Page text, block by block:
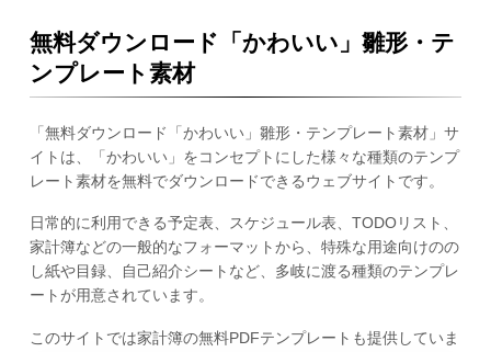
無料ダウンロード「かわいい」雛形・テ
ンプレート素材
「無料ダウンロード「かわいい」雛形・テンプレート素材」サ
イトは、「かわいい」をコンセプトにした様々な種類のテンプ
レート素材を無料でダウンロードできるウェブサイトです。
日常的に利用できる予定表、スケジュール表、TODOリスト、
家計簿などの一般的なフォーマットから、特殊な用途向けのの
し紙や目録、自己紹介シートなど、多岐に渡る種類のテンプレ
ートが用意されています。
このサイトでは家計簿の無料PDFテンプレートも提供していま